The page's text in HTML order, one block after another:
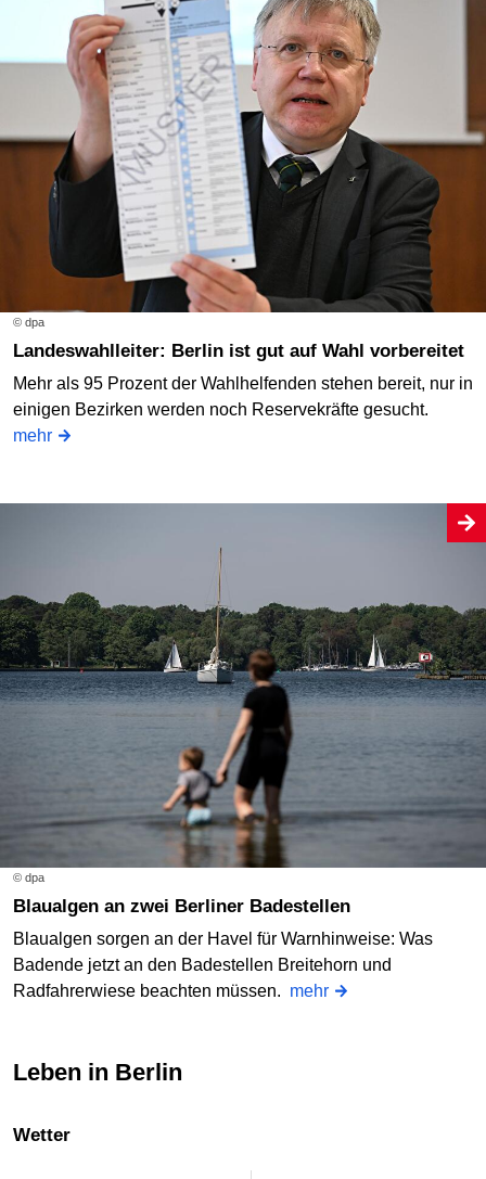
© dpa
Landeswahlleiter: Berlin ist gut auf Wahl vorbereitet
Mehr als 95 Prozent der Wahlhelfenden stehen bereit, nur in
einigen Bezirken werden noch Reservekräfte gesucht.
mehr
© dpa
Blaualgen an zwei Berliner Badestellen
Blaualgen sorgen an der Havel für Warnhinweise: Was
Badende jetzt an den Badestellen Breitehorn und
Radfahrerwiese beachten müssen. mehr
Leben in Berlin
Wetter